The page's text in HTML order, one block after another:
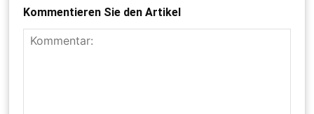
Kommentieren Sie den Artikel